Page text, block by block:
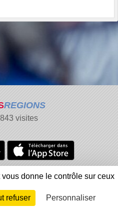
REGIONS
visites
Gestion des cookies
un contenu inapproprié
Connexion
donne le contrôle sur ceux
refuser Personnaliser